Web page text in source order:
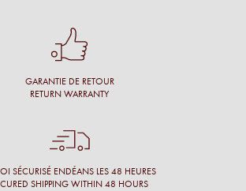
et surtout une proposition de montures
de conscience professionnelle.
GARANTIE DE RETOUR
RETURN WARRANTY
SÉCURISÉ ENDÉANS LES 48 HEURES
SHIPPING WITHIN 48 HOURS